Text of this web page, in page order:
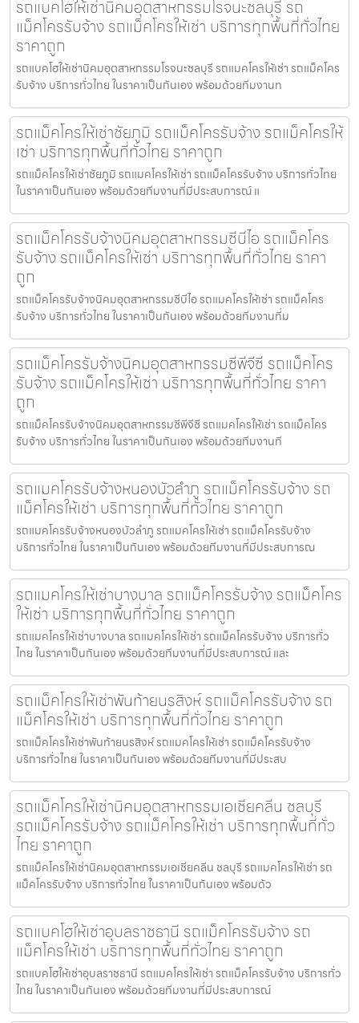
รถแบคโฮให้เช่านิคมอุตสาหกรรมโรจนะชลบุรี รถ
แม็คโครรับจ้าง รถแม็คโครให้เช่า บริการทุกพื้นที่ทั่วไทย
ราคาถูก
รถแบคโฮให้เช่านิคมอุตสาหกรรมโรจนะชลบุรี รถแมคโครให้เช่า รถแม็คโคร
รับจ้าง บริการทั่วไทย ในราคาเป็นกันเอง พร้อมด้วยทีมงานท
รถแม็คโครให้เช่าชัยภูมิ รถแม็คโครรับจ้าง รถแม็คโครให้
เช่า บริการทุกพื้นที่ทั่วไทย ราคาถูก
รถแม็คโครให้เช่าชัยภูมิ รถแมคโครให้เช่า รถแม็คโครรับจ้าง บริการทั่วไทย
ในราคาเป็นกันเอง พร้อมด้วยทีมงานที่มีประสบการณ์ แ
รถแม็คโครรับจ้างนิคมอุตสาหกรรมซีบีไอ รถแม็คโคร
รับจ้าง รถแม็คโครให้เช่า บริการทุกพื้นที่ทั่วไทย ราคา
ถูก
รถแม็คโครรับจ้างนิคมอุตสาหกรรมซีบีไอ รถแมคโครให้เช่า รถแม็คโคร
รับจ้าง บริการทั่วไทย ในราคาเป็นกันเอง พร้อมด้วยทีมงานที่ม
รถแม็คโครรับจ้างนิคมอุตสาหกรรมซีพีจีซี รถแม็คโคร
รับจ้าง รถแม็คโครให้เช่า บริการทุกพื้นที่ทั่วไทย ราคา
ถูก
รถแม็คโครรับจ้างนิคมอุตสาหกรรมซีพีจีซี รถแมคโครให้เช่า รถแม็คโคร
รับจ้าง บริการทั่วไทย ในราคาเป็นกันเอง พร้อมด้วยทีมงานที
รถแมคโครรับจ้างหนองบัวลำภู รถแม็คโครรับจ้าง รถ
แม็คโครให้เช่า บริการทุกพื้นที่ทั่วไทย ราคาถูก
รถแมคโครรับจ้างหนองบัวลำภู รถแมคโครให้เช่า รถแม็คโครรับจ้าง
บริการทั่วไทย ในราคาเป็นกันเอง พร้อมด้วยทีมงานที่มีประสบการณ
รถแมคโครให้เช่าบางบาล รถแม็คโครรับจ้าง รถแม็คโคร
ให้เช่า บริการทุกพื้นที่ทั่วไทย ราคาถูก
รถแมคโครให้เช่าบางบาล รถแมคโครให้เช่า รถแม็คโครรับจ้าง บริการทั่ว
ไทย ในราคาเป็นกันเอง พร้อมด้วยทีมงานที่มีประสบการณ์ และ
รถแม็คโครให้เช่าพันท้ายนรสิงห์ รถแม็คโครรับจ้าง รถ
แม็คโครให้เช่า บริการทุกพื้นที่ทั่วไทย ราคาถูก
รถแม็คโครให้เช่าพันท้ายนรสิงห์ รถแมคโครให้เช่า รถแม็คโครรับจ้าง
บริการทั่วไทย ในราคาเป็นกันเอง พร้อมด้วยทีมงานที่มีประสบ
รถแม็คโครให้เช่านิคมอุตสาหกรรมเอเชียคลีน ชลบุรี
รถแม็คโครรับจ้าง รถแม็คโครให้เช่า บริการทุกพื้นที่ทั่ว
ไทย ราคาถูก
รถแม็คโครให้เช่านิคมอุตสาหกรรมเอเชียคลีน ชลบุรี รถแมคโครให้เช่า รถ
แม็คโครรับจ้าง บริการทั่วไทย ในราคาเป็นกันเอง พร้อมด้ว
รถแบคโฮให้เช่าอุบลราชธานี รถแม็คโครรับจ้าง รถ
แม็คโครให้เช่า บริการทุกพื้นที่ทั่วไทย ราคาถูก
รถแบคโฮให้เช่าอุบลราชธานี รถแมคโครให้เช่า รถแม็คโครรับจ้าง บริการทั่ว
ไทย ในราคาเป็นกันเอง พร้อมด้วยทีมงานที่มีประสบการณ์